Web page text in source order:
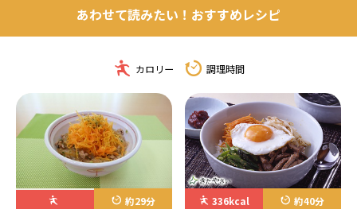
あわせて読みたい！おすすめレシピ
カロリー 調理時間
約29分 336kcal 約40分